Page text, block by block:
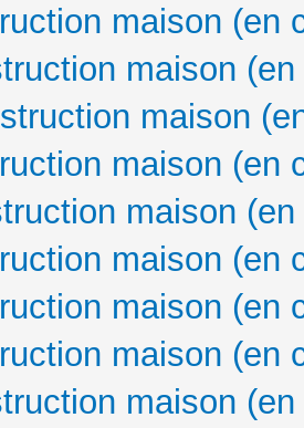
maison (en
maison
maison
maison (en
maison
maison (en
maison (en
maison (en
maison